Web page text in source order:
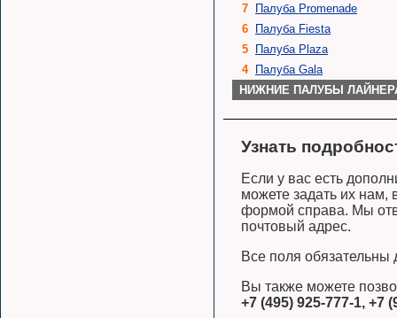
7 Палуба Promenade
6 Палуба Fiesta
5 Палуба Plaza
4 Палуба Gala
НИЖНИЕ ПАЛУБЫ
Узнать
Если у вас есть
можете задать их нам,
формой справа. Мы
почтовый адрес.
Все поля обязательны
Вы также можете
+7 (495) 925-777-1, +7